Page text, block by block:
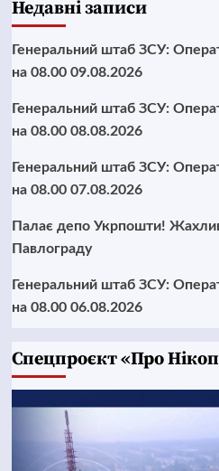
Недавні записи
Генеральний штаб ЗСУ:
на 08.00 09.08.2026
Генеральний штаб ЗСУ:
на 08.00 08.08.2026
Генеральний штаб ЗСУ:
на 08.00 07.08.2026
Палає депо Укрпошти!
Павлограду
Генеральний штаб ЗСУ:
на 08.00 06.08.2026
Cпецпроєкт «Про